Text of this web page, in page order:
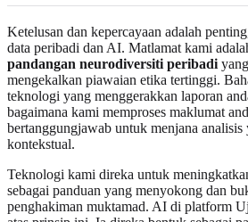
Ketelusan dan kepercayaan adalah
data peribadi dan AI. Matlamat kami
pandangan neurodiversiti peribadi
mengekalkan piawaian etika tertinggi.
teknologi yang menggerakkan laporan
bagaimana kami memproses maklumat
bertanggungjawab untuk menjana analisis
kontekstual.
Teknologi kami direka untuk
sebagai panduan yang menyokong dan
penghakiman muktamad. AI di platform